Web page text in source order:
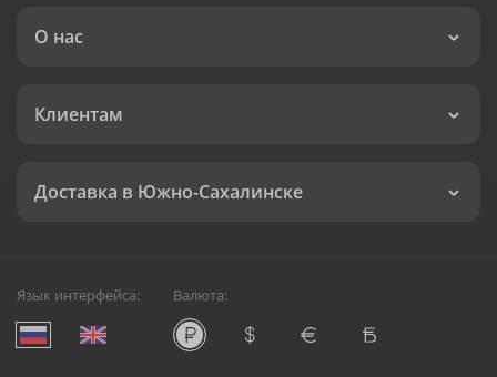
О нас
Клиентам
Доставка в Южно-Сахалинске
Язык интерфейса: Валюта: